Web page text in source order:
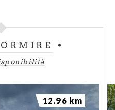
12.96 km